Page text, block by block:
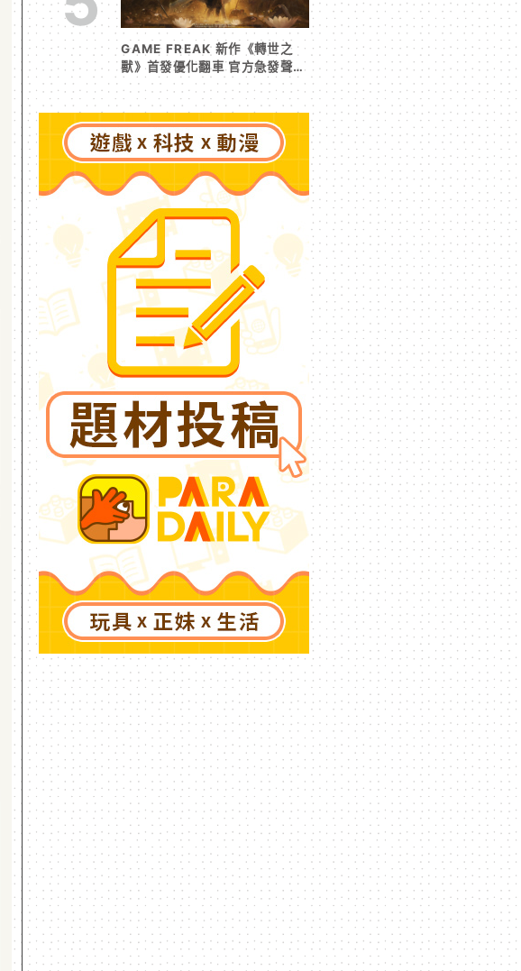
GAME FREAK 新作《轉世之
獸》首發優化翻車 官方急發聲明
承諾提供大量更新彌補